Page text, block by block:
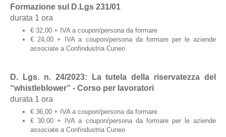
Formazione sul D.Lgs 231/01
durata 1 ora
€ 32,00 + IVA a coupon/persona da formare
€ 24,00 + IVA a coupon/persona da formare per le aziende
associate a Confindustria Cuneo
D. Lgs. n. 24/2023: La tutela della riservatezza del
“whistleblower” - Corso per lavoratori
durata 1 ora
€ 36,00 + IVA a coupon/persona da formare
€ 30,00 + IVA a coupon/persona da formare per le aziende
associate a Confindustria Cuneo